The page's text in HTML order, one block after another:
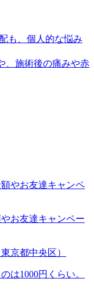
も、個人的な悩み
、施術後の痛みや赤
お友達キャンペー
京都中央区）